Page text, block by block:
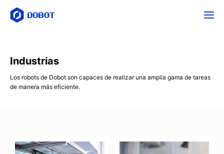
Industrias
Los robots de Dobot son capaces de realizar una amplia gama de tareas
de manera más eficiente.